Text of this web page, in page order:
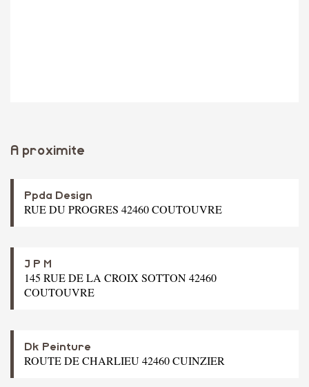
A proximite
Ppda Design
RUE DU PROGRES 42460 COUTOUVRE
J P M
145 RUE DE LA CROIX SOTTON 42460
COUTOUVRE
Dk Peinture
ROUTE DE CHARLIEU 42460 CUINZIER